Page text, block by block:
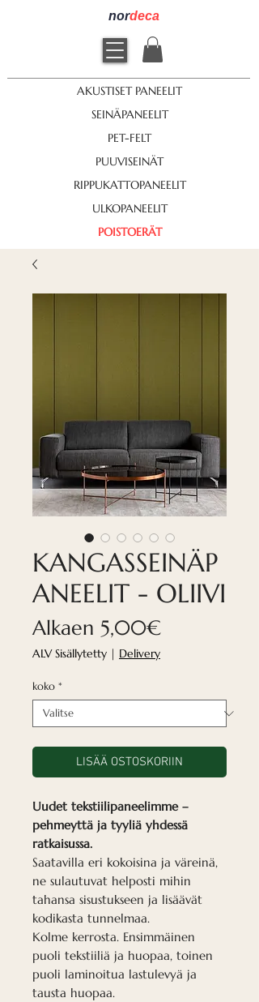
nordeca
AKUSTISET PANEELIT
SEINÄPANEELIT
PET-FELT
PUUVISEINÄT
RIPPUKATTOPANEELIT
ULKOPANEELIT
POISTOERÄT
KANGASSEINÄP
ANEELIT - OLIIVI
Alkaen 5,00€Alehinta
ALV Sisällytetty | Delivery
koko *
LISÄÄ OSTOSKORIIN
Uudet tekstiilipaneelimme –
pehmeyttä ja tyyliä yhdessä
ratkaisussa.
Saatavilla eri kokoisina ja väreinä,
ne sulautuvat helposti mihin
tahansa sisustukseen ja lisäävät
kodikasta tunnelmaa.
Kolme kerrosta. Ensimmäinen
puoli tekstiiliä ja huopaa, toinen
puoli laminoitua lastulevyä ja
tausta huopaa.